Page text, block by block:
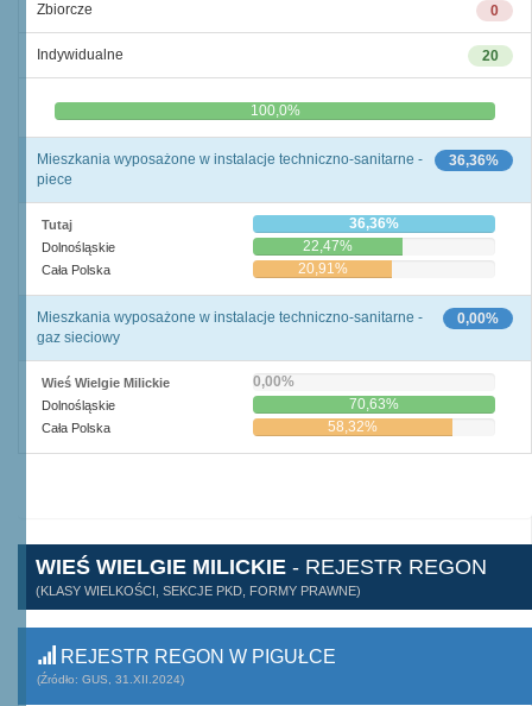
0
Zbiorcze
20
Indywidualne
0,0% 100,0%
36,36%
Mieszkania wyposażone w instalacje techniczno-sanitarne -
piece
Tutaj 36,36%
Dolnośląskie 22,47%
Cała Polska 20,91%
0,00%
Mieszkania wyposażone w instalacje techniczno-sanitarne -
gaz sieciowy
Wieś Wielgie Milickie 0,00%
Dolnośląskie 70,63%
Cała Polska 58,32%
WIEŚ WIELGIE MILICKIE - REJESTR REGON
(KLASY WIELKOŚCI, SEKCJE PKD, FORMY PRAWNE)
REJESTR REGON W PIGUŁCE
(Źródło: GUS, 31.XII.2024)